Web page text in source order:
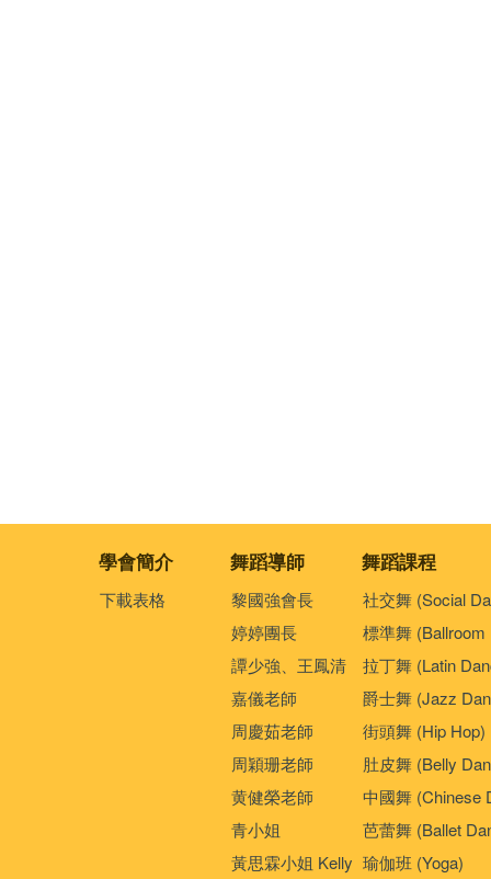
學會簡介 舞蹈導師 舞蹈課程
下載表格
黎國強會長
婷婷團長
譚少強、王鳳清
嘉儀老師
周慶茹老師
周穎珊老師
黄健榮老師
青小姐
黃思霖小姐 Kelly
社交舞 (Social
標準舞 (Ballroom
拉丁舞 (Latin
爵士舞 (Jazz
街頭舞 (Hip Hop)
肚皮舞 (Belly
中國舞 (Chinese
芭蕾舞 (Ballet
瑜伽班 (Yoga)